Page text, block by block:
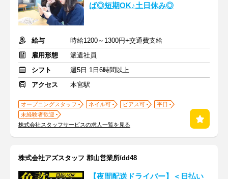
ば◎短期OK♪土日休み◎
給与
時給1200～1300円+交通費支給
雇用形態
派遣社員
シフト
週5日 1日6時間以上
アクセス
本宮駅
オープニングスタッフ ネイル可 ピアス可
平日
未経験者歓迎
株式会社スタッフサービスの求人一覧を見る
株式会社アズスタッフ 郡山営業所/dd48
【夜間配送ドライバー】＜日払い